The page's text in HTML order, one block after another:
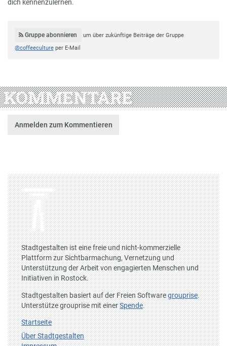
dich kennenzulernen.
Gruppe abonnieren
um über zukünftige Beiträge der Gruppe
@coffeecultureper E-Mail
KOMMENTARE
Anmelden zum Kommentieren
Stadtgestalten ist eine freie und nicht-kommerzielle
Plattform zur Sichtbarmachung, Vernetzung und
Unterstützung der Arbeit von engagierten Menschen und
Initiativen in Rostock.
Stadtgestalten basiert auf der Freien Softwaregrouprise.
Unterstütze grouprise mit einerSpende.
Startseite
Über Stadtgestalten